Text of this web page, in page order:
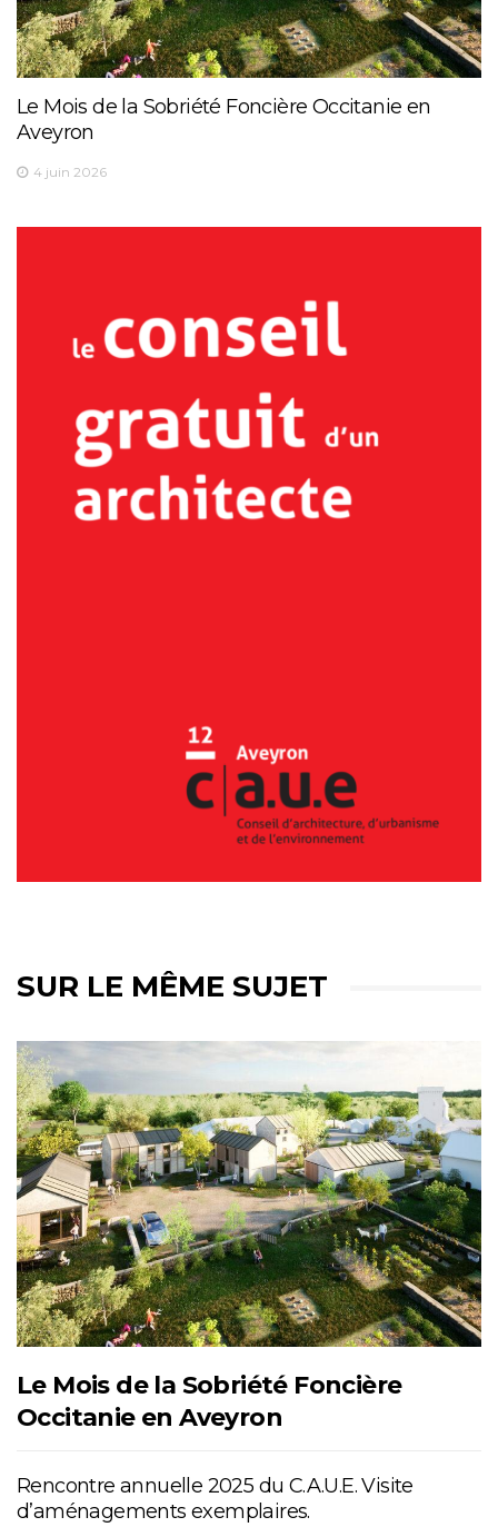
Le Mois de la Sobriété Foncière Occitanie en
Aveyron
4 juin 2026
SUR LE MÊME SUJET
Le Mois de la Sobriété Foncière
Occitanie en Aveyron
Rencontre annuelle 2025 du C.A.U.E. Visite
d’aménagements exemplaires.